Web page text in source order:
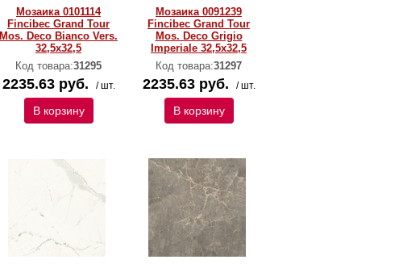
Мозаика 0101114
Fincibec Grand Tour
Mos. Deco Bianco Vers.
32,5x32,5
Код товара:31295
2235.63 руб. / шт.
В корзину
Мозаика 0091239
Fincibec Grand Tour
Mos. Deco Grigio
Imperiale 32,5x32,5
Код товара:31297
2235.63 руб. / шт.
В корзину